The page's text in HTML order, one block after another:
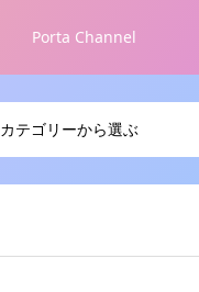
Porta Channel
カテゴリーから選ぶ